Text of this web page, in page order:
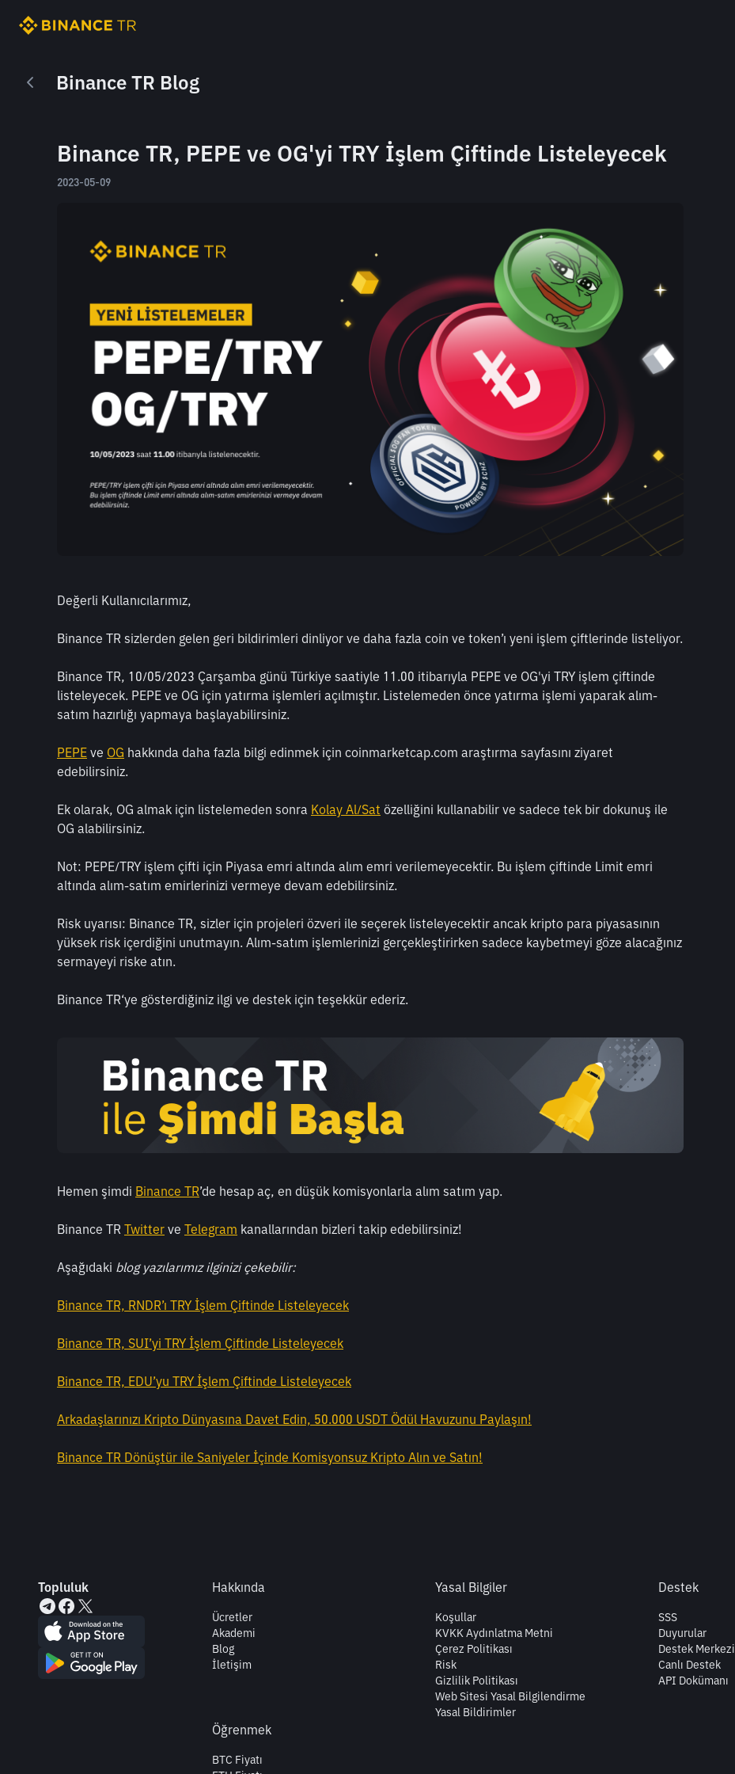
Binance TR Blog
Binance TR, PEPE ve OG'yi TRY İşlem Çiftinde Listeleyecek
2023-05-09
Değerli Kullanıcılarımız,
Binance TR sizlerden gelen geri bildirimleri dinliyor ve daha fazla coin ve token’ı yeni işlem çiftlerinde listeliyor.
Binance TR, 10/05/2023 Çarşamba günü Türkiye saatiyle 11.00 itibarıyla PEPE ve OG'yi TRY işlem çiftinde
listeleyecek. PEPE ve OG için yatırma işlemleri açılmıştır. Listelemeden önce yatırma işlemi yaparak alım-
satım hazırlığı yapmaya başlayabilirsiniz.
PEPE ve OG hakkında daha fazla bilgi edinmek için coinmarketcap.com araştırma sayfasını ziyaret
edebilirsiniz.
Ek olarak, OG almak için listelemeden sonra Kolay Al/Sat özelliğini kullanabilir ve sadece tek bir dokunuş ile
OG alabilirsiniz.
Not: PEPE/TRY işlem çifti için Piyasa emri altında alım emri verilemeyecektir. Bu işlem çiftinde Limit emri
altında alım-satım emirlerinizi vermeye devam edebilirsiniz.
Risk uyarısı: Binance TR, sizler için projeleri özveri ile seçerek listeleyecektir ancak kripto para piyasasının
yüksek risk içerdiğini unutmayın. Alım-satım işlemlerinizi gerçekleştirirken sadece kaybetmeyi göze alacağınız
sermayeyi riske atın.
Binance TR‘ye gösterdiğiniz ilgi ve destek için teşekkür ederiz.
Hemen şimdi Binance TR’de hesap aç, en düşük komisyonlarla alım satım yap.
Binance TR Twitter ve Telegram kanallarından bizleri takip edebilirsiniz!
Aşağıdaki blog yazılarımız ilginizi çekebilir:
Binance TR, RNDR’ı TRY İşlem Çiftinde Listeleyecek
Binance TR, SUI’yi TRY İşlem Çiftinde Listeleyecek
Binance TR, EDU’yu TRY İşlem Çiftinde Listeleyecek
Arkadaşlarınızı Kripto Dünyasına Davet Edin, 50.000 USDT Ödül Havuzunu Paylaşın!
Binance TR Dönüştür ile Saniyeler İçinde Komisyonsuz Kripto Alın ve Satın!
Topluluk Hakkında
Ücretler
Akademi
Blog
İletişim
Yasal Bilgiler
Koşullar
KVKK Aydınlatma Metni
Çerez Politikası
Risk
Gizlilik Politikası
Web Sitesi Yasal Bilgilendirme
Yasal Bildirimler
Destek
SSS
Duyurular
Destek Merkezi
Canlı Destek
API Dokümanı
Öğrenmek
BTC Fiyatı